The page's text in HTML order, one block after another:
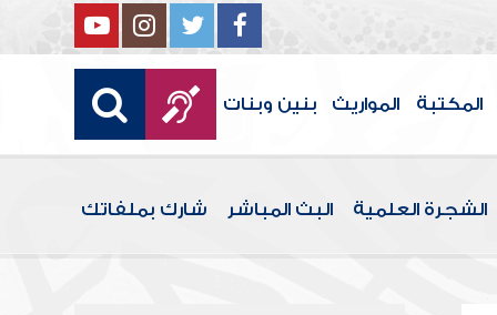
المكتبة المواريث بنين وبنات
الشجرة العلمية البث المباشر شارك بملفاتك